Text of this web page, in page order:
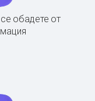
обадете от